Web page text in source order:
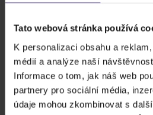
Tato webová stránka používá
K personalizaci obsahu a
médií a analýze naší
Informace o tom, jak náš web
partnery pro sociální média,
údaje mohou zkombinovat s
Teml: Mysterium sacrum
CD